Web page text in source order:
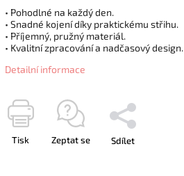
• Pohodlné na každý den.
• Snadné kojení díky praktickému střihu.
• Příjemný, pružný materiál.
• Kvalitní zpracování a nadčasový design.
Detailní informace
Tisk Zeptat se Sdílet